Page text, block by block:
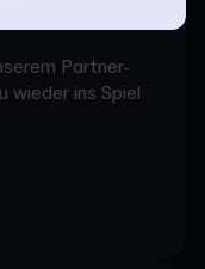
Partner-
wieder ins Spiel